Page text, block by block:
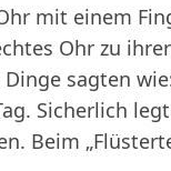
mit einem
Ohr zu
sagten
Sicherlich
Beim